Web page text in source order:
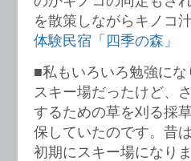
を散策しながらキノコ
体験民宿「四季の森」
■私もいろいろ勉強に
スキー場だったけど、
するための草を刈る採
保していたのです。昔
初期にスキー場になり